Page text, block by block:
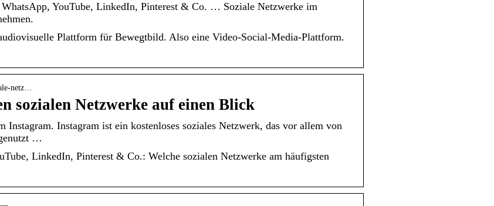
YouTube, LinkedIn, Pinterest & Co. … Soziale Netzwerke im
Plattform für Bewegtbild. Also eine Video-Social-Media-Plattform.
netz…
sozialen Netzwerke auf einen Blick
Instagram ist ein kostenloses soziales Netzwerk, das vor allem von
…
LinkedIn, Pinterest & Co.: Welche sozialen Netzwerke am häufigsten